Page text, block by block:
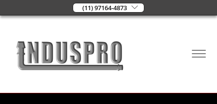
(11) 97164-4873